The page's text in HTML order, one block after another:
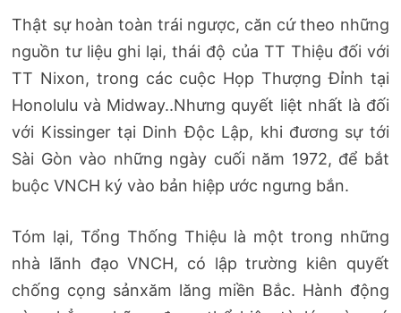
Thật sự hoàn toàn trái ngược, căn cứ theo những
nguồn tư liệu ghi lại, thái độ của TT Thiệu đối với
TT Nixon, trong các cuộc Họp Thượng Đỉnh tại
Honolulu và Midway..Nhưng quyết liệt nhất là đối
với Kissinger tại Dinh Độc Lập, khi đương sự tới
Sài Gòn vào những ngày cuối năm 1972, để bắt
buộc VNCH ký vào bản hiệp ước ngưng bắn.
Tóm lại, Tổng Thống Thiệu là một trong những
nhà lãnh đạo VNCH, có lập trường kiên quyết
chống cọng sảnxăm lăng miền Bắc. Hành động